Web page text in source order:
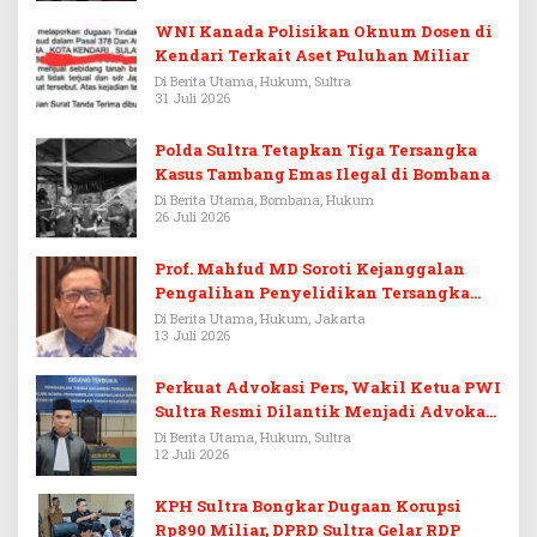
WNI Kanada Polisikan Oknum Dosen di
Kendari Terkait Aset Puluhan Miliar
Di Berita Utama, Hukum, Sultra
31 Juli 2026
Polda Sultra Tetapkan Tiga Tersangka
Kasus Tambang Emas Ilegal di Bombana
Di Berita Utama, Bombana, Hukum
26 Juli 2026
Prof. Mahfud MD Soroti Kejanggalan
Pengalihan Penyelidikan Tersangka
Febrie Adriansyah
Di Berita Utama, Hukum, Jakarta
13 Juli 2026
Perkuat Advokasi Pers, Wakil Ketua PWI
Sultra Resmi Dilantik Menjadi Advokat
PERADI
Di Berita Utama, Hukum, Sultra
12 Juli 2026
KPH Sultra Bongkar Dugaan Korupsi
Rp890 Miliar, DPRD Sultra Gelar RDP